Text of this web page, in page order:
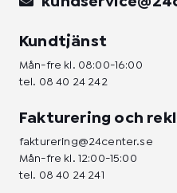
Kundtjänst
Mån-fre kl. 08:00-16:00
tel. 08 40 24 242
Fakturering och
fakturering@24center.se
Mån-fre kl. 12:00-15:00
tel. 08 40 24 241